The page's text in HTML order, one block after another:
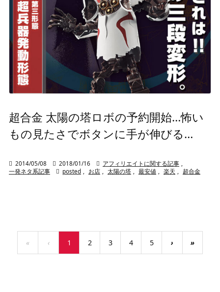
超合金 太陽の塔ロボの予約開始…怖い
もの見たさでボタンに手が伸びる…
 2014/05/08  2018/01/16  アフィリエイトに関する記事 ,
一発ネタ系記事
 posted , お店 , 太陽の塔 , 最安値 , 楽天 , 超合金
« ‹ 1 2 3 4 5 › »